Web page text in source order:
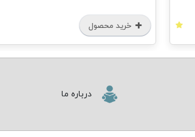
خرید محصول
درباره ما